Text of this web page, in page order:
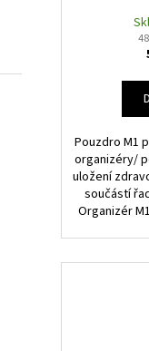
Pouzdro M1
organizéry/
uložení
součástí
Organizér